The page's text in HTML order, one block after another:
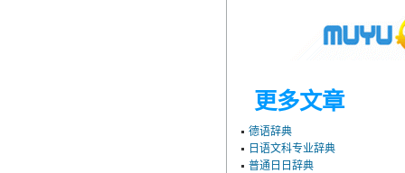
更多文章
德语辞典
日语文科专业辞典
普通日日辞典